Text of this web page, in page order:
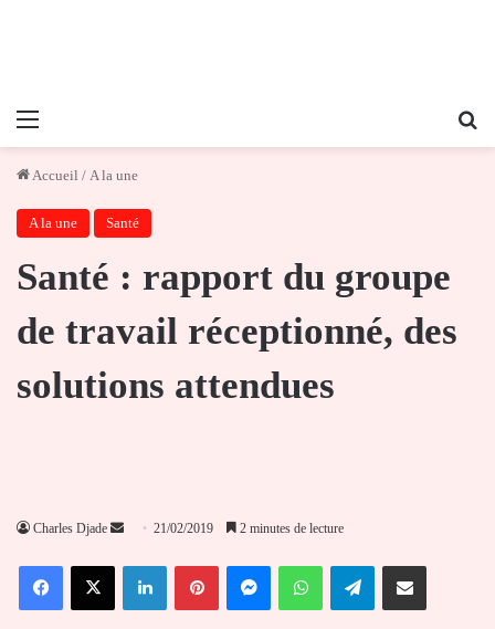
Menu
Accueil / A la une
A la une Santé
Santé : rapport du groupe
de travail réceptionné, des
solutions attendues
Charles Djade
Envoyer
courriel
21/02/2019 2 minutes de lecture
FacebookX LinkedinPinterestMessengerWhatsAppTelegramPartager par email